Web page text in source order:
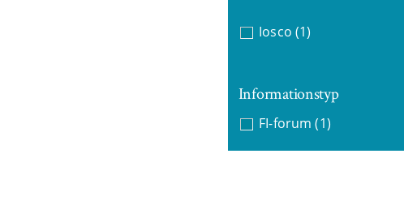
Iosco (1)
Informationstyp
FI-forum (1)